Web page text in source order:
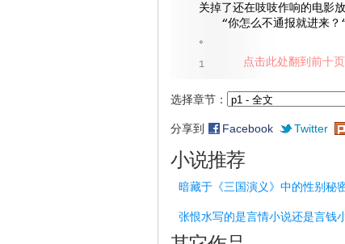
关掉了还在吱吱作响的电影放
“你怎么不通报就进来？“
。
1
选择章节：
分享到 Facebook Twitter
点击此处翻到前十
小说推荐
暗藏于《三国演义》中的性别秘
张恨水写的是言情小说还是言